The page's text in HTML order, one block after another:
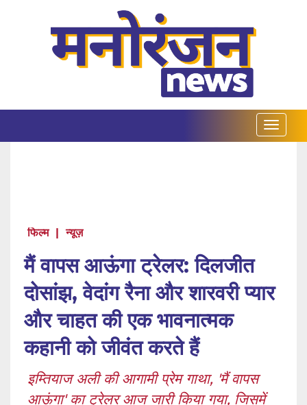
फिल्म | न्यूज़
मैं वापस आऊंगा ट्रेलर: दिलजीत
दोसांझ, वेदांग रैना और शारवरी प्यार
और चाहत की एक भावनात्मक
कहानी को जीवंत करते हैं
इम्तियाज अली की आगामी प्रेम गाथा, 'मैं वापस
आऊंगा' का ट्रेलर आज जारी किया गया, जिसमें